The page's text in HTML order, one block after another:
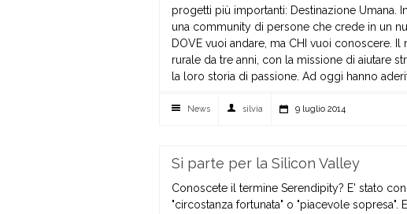
progetti più importanti: Destinazione Umana.
una community di persone che crede in un
DOVE vuoi andare, ma CHI vuoi conoscere.
rurale da tre anni, con la missione di aiutare
la loro storia di passione. Ad oggi hanno
News silvia 9 luglio 2014
Si parte per la Silicon Valley
Conoscete il termine Serendipity? E' stato
"circostanza fortunata" o "piacevole